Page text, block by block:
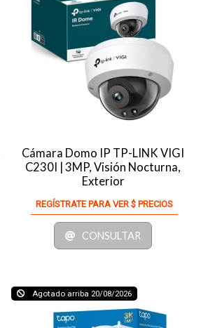
Cámara Domo IP TP-LINK VIGI
C230I | 3MP, Visión Nocturna,
Exterior
REGÍSTRATE PARA VER $ PRECIOS
CONSULTAR
Agotado arriba 20/08/2026